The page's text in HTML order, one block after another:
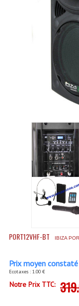
PORT12VHF-BT IBIZA
Prix moyen
Ecotaxes : 1.00 €
Notre Prix TTC: